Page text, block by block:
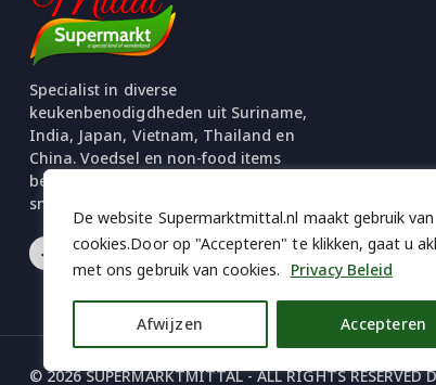
De website Supermarktmittal.nl maakt gebruik van
cookies.Door op "Accepteren" te klikken, gaat u
met ons gebruik van cookies.
Privacy Beleid
Afwijzen Accepteren
Specialist in diverse
keukenbenodigdheden uit Suriname,
India, Japan, Vietnam, Thailand en
China. Voedsel en non-food items
beschikbaar. Uitgebreide selectie
snacks en chips.
© 2026 SUPERMARKTMITTAL - ALL RIGHTS RESERVED